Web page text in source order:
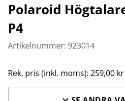
Polaroid
P4
Artikelnummer: 923014
Rek. pris (inkl. moms): 259,00 kr